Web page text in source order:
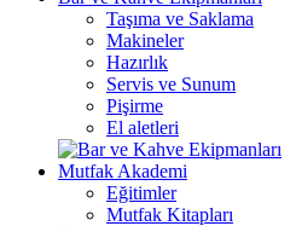
Taşıma ve Saklama
Makineler
Hazırlık
Servis ve Sunum
Pişirme
El aletleri
Mutfak Akademi
Eğitimler
Mutfak Kitapları